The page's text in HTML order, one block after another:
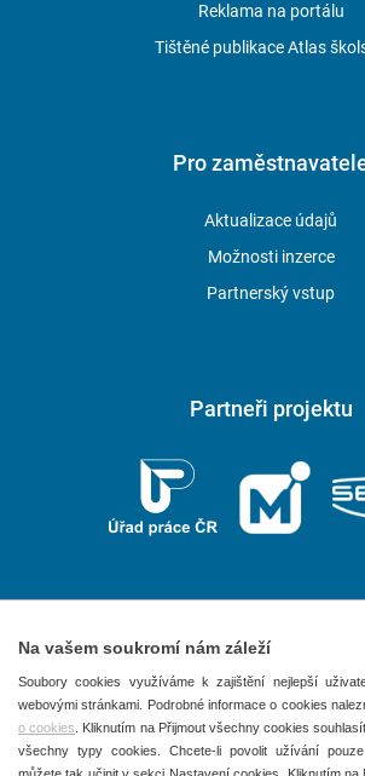
Reklama na portálu
Tištěné publikace Atlas
Pro
Aktualizace údajů
Možnosti inzerce
Partnerský vstup
Partneři projektu
2026 © P.F. art, spol. s r. o.
Všechna práva vyhrazena
Obchodní podmínky
Na vašem soukromí nám záleží
Soubory cookies využíváme k zajištění nejlepší
webovými stránkami. Podrobné informace o cookies
o cookies . Kliknutím na Přijmout všechny cookies
všechny typy cookies. Chcete-li povolit užívání